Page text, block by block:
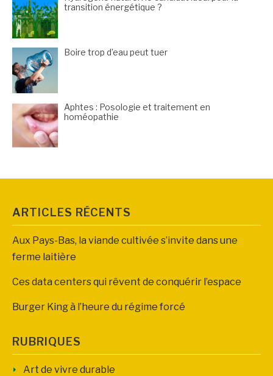
transition énergétique ?
Boire trop d’eau peut tuer
Aphtes : Posologie et traitement en
homéopathie
ARTICLES RÉCENTS
Aux Pays-Bas, la viande cultivée s’invite dans une
ferme laitière
Ces data centers qui rêvent de conquérir l’espace
Burger King à l’heure du régime forcé
RUBRIQUES
Art de vivre durable